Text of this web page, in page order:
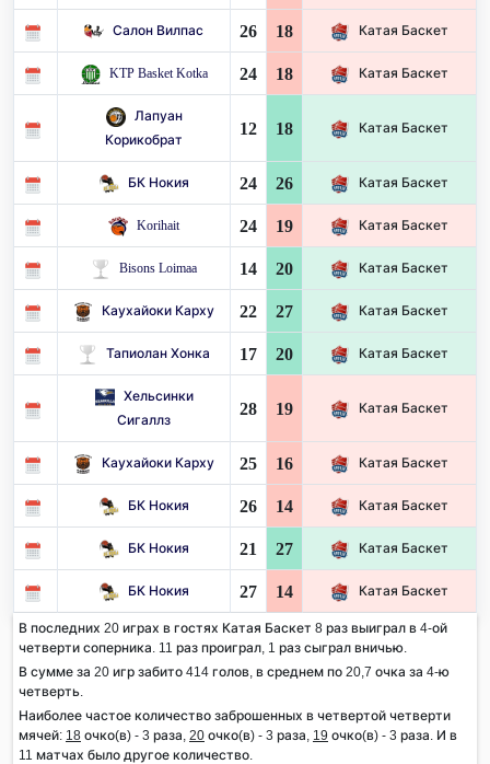
Салон Вилпас 26 18 Катая Баскет
KTP Basket Kotka 24 18 Катая Баскет
Лапуан
Корикобрат
12 18 Катая Баскет
БК Нокия 24 26 Катая Баскет
Korihait 24 19 Катая Баскет
Bisons Loimaa 14 20 Катая Баскет
Каухайоки Карху 22 27 Катая Баскет
Тапиолан Хонка 17 20 Катая Баскет
Хельсинки
Сигаллз
28 19 Катая Баскет
Каухайоки Карху 25 16 Катая Баскет
БК Нокия 26 14 Катая Баскет
БК Нокия 21 27 Катая Баскет
БК Нокия 27 14 Катая Баскет
В последних 20 играх в гостях Катая Баскет 8 раз выиграл в 4-ой
четверти соперника. 11 раз проиграл, 1 раз сыграл вничью.
В сумме за 20 игр забито 414 голов, в среднем по 20,7 очка за 4-ю
четверть.
Наиболее частое количество заброшенных в четвертой четверти
мячей: 18 очко(в) - 3 раза, 20 очко(в) - 3 раза, 19 очко(в) - 3 раза. И в
11 матчах было другое количество.